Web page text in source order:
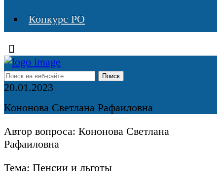
Конкурс РО
20.01.2023
Кононова Светлана Рафаиловна
Автор вопроса: Кононова Светлана
Рафаиловна
Тема: Пенсии и льготы